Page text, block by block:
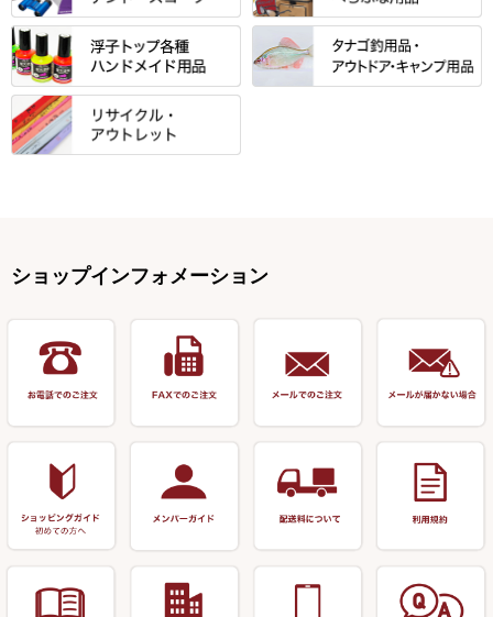
保護ケース
アクリルシリーズ・アクセサリ
ハサミケース
カウンター
針外し・糸ほどき
匠絆・かちどき・旋（めぐ
る）・千望・千尋・悠月・その
他
松村作（先受・その他）
万久作
岐山 製品
逍遥（しょうよう）
玉網（高級品）
替網・仕付糸
玉置（高級品）
万力付お膳・うどん皿
先受・メスネジ・その他
心也・士天・狂鬼
伊吹 ・ SATTO
KEN∑HI【ケンシ】
浮子立て・浮子筒
ハリスケース
仕掛箱・小物箱
ハリスメジャー系
鬼掛・MARUTO
ウキ止めストッパー・糸・チュ
ーブ
ウキゴム 遊動式
松葉仕掛用
底取りアイテム
ハサミ
マルキュー 麩系
マルキュー その他
ポンプ絞り器・ポンプ類
すべて
パラソル
テント
リーズ
釣台 釣宝・その他
すべて
バック＆ロッドケース
偏光サングラス
小物ケース・保護ケース
防寒コーナー
すべて
浮子用素材
塗料用 筆
装飾品
リサイクル 竹竿（～19,999円）
リサイクル 竹竿（深山）
リサイクル 浮子
リサイクル 玉網・玉置・フラ
リサイクル 浮子箱・浮子筒・
アウトレット商品
ショップインフォメーション